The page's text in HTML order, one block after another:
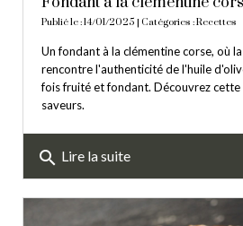
Publié le : 14/01/2025 | Catégories :Recettes
Un fondant à la clémentine corse, où
rencontre l'authenticité de l'huile
fois fruité et fondant. Découvrez
saveurs.
search Lire la suite